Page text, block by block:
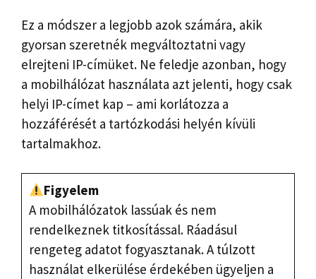
Ez a módszer a legjobb azok számára, akik
gyorsan szeretnék megváltoztatni vagy
elrejteni IP-címüket. Ne feledje azonban, hogy
a mobilhálózat használata azt jelenti, hogy csak
helyi IP-címet kap – ami korlátozza a
hozzáférését a tartózkodási helyén kívüli
tartalmakhoz.
Figyelem
A mobilhálózatok lassúak és nem
rendelkeznek titkosítással. Ráadásul
rengeteg adatot fogyasztanak. A túlzott
használat elkerülése érdekében ügyeljen a